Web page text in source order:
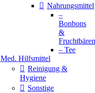
Nahrungsmittel
–
Bonbons
&
Fruchtbären
– Tee
Med. Hilfsmittel
Reinigung &
Hygiene
Sonstige